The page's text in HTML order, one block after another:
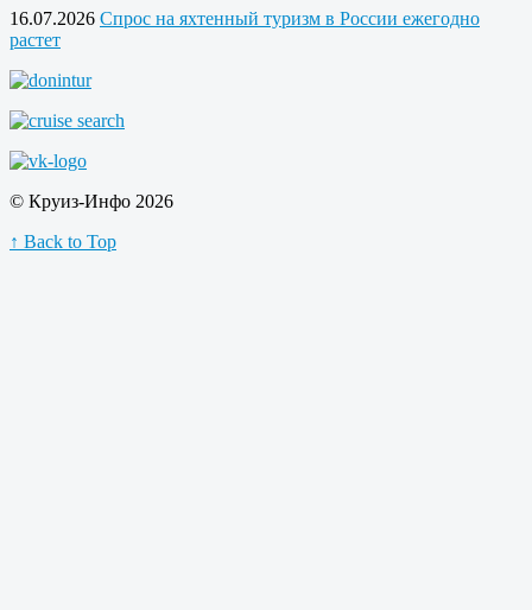
16.07.2026 Спрос на яхтенный туризм в России ежегодно
растет
© Круиз-Инфо 2026
↑ Back to Top